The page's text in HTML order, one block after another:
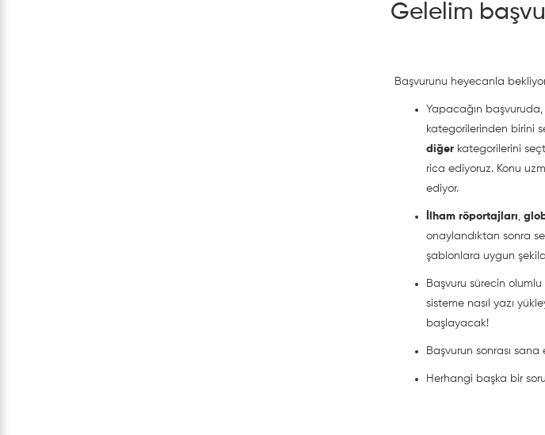
Gelelim
Başvurunu heyecanla
Yapacağın başvuruda,
kategorilerinden birini
diğer kategorilerini
rica ediyoruz. Konu
ediyor.
İlham röportajları,
onaylandıktan sonra
şablonlara uygun
Başvuru sürecin
sisteme nasıl yazı
başlayacak!
Başvurun sonrası
Herhangi başka bir